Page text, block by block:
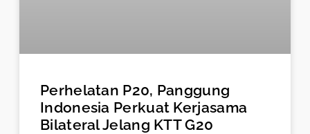
Perhelatan P20, Panggung
Indonesia Perkuat Kerjasama
Bilateral Jelang KTT G20